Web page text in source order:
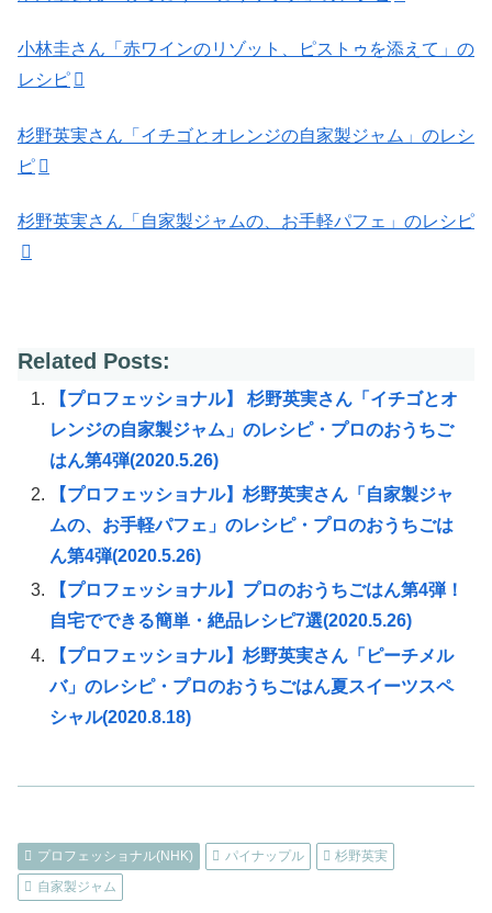
小林圭さん「赤ワインのリゾット、ピストゥを添えて」の
レシピ
杉野英実さん「イチゴとオレンジの自家製ジャム」のレシ
ピ
杉野英実さん「自家製ジャムの、お手軽パフェ」のレシピ
Related Posts:
【プロフェッショナル】 杉野英実さん「イチゴとオ
レンジの自家製ジャム」のレシピ・プロのおうちご
はん第4弾(2020.5.26)
【プロフェッショナル】杉野英実さん「自家製ジャ
ムの、お手軽パフェ」のレシピ・プロのおうちごは
ん第4弾(2020.5.26)
【プロフェッショナル】プロのおうちごはん第4弾！
自宅でできる簡単・絶品レシピ7選(2020.5.26)
【プロフェッショナル】杉野英実さん「ピーチメル
バ」のレシピ・プロのおうちごはん夏スイーツスペ
シャル(2020.8.18)
プロフェッショナル(NHK) パイナップル
杉野英実
自家製ジャム